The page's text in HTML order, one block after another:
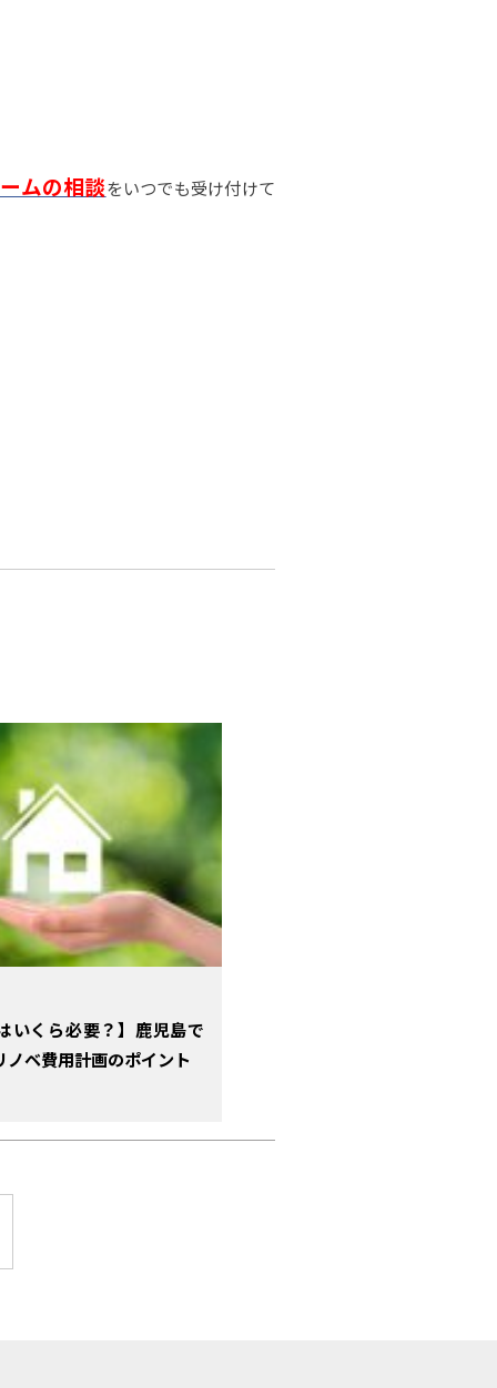
ムの相談をいつでも受け付けて
いくら必要？】鹿児島で
ノベ費用計画のポイント